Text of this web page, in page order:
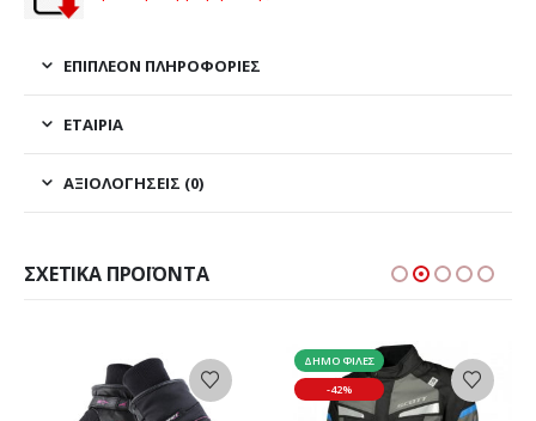
ΕΠΙΠΛΈΟΝ ΠΛΗΡΟΦΟΡΊΕΣ
ΕΤΑΙΡΊΑ
ΑΞΙΟΛΟΓΉΣΕΙΣ (0)
ΣΧΕΤΙΚΆ ΠΡΟΪΌΝΤΑ
ΔΗΜΟΦΙΛΈΣ
-42%